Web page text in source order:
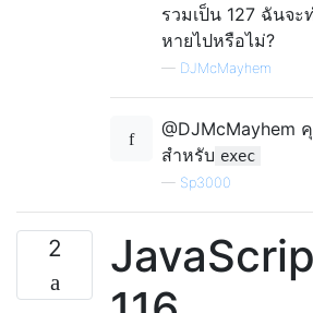
รวมเป็น 127 ฉันจะ
หายไปหรือไม่?
— DJMcMayhem
@DJMcMayhem
สำหรับ exec
— Sp3000
2